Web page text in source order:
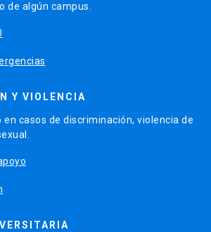
de algún campus.
Y VIOLENCIA
en casos de discriminación, violencia de